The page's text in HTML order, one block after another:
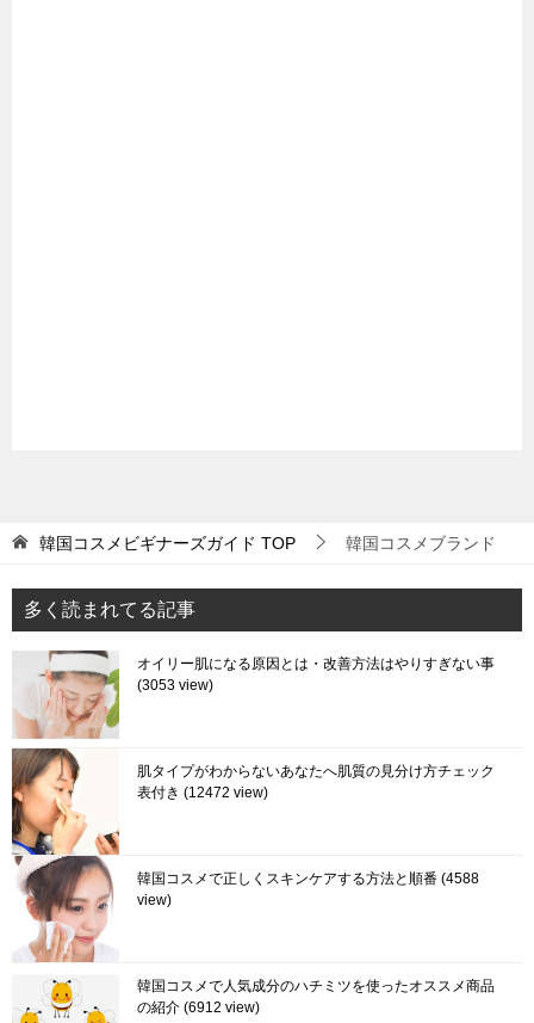
韓国コスメビギナーズガイド TOP 韓国コスメブランド
多く読まれてる記事
オイリー肌になる原因とは・改善方法はやりすぎない事
3053 view
肌タイプがわからないあなたへ肌質の見分け方チェック
表付き
12472 view
韓国コスメで正しくスキンケアする方法と順番 4588
view
韓国コスメで人気成分のハチミツを使ったオススメ商品
の紹介 6912 view